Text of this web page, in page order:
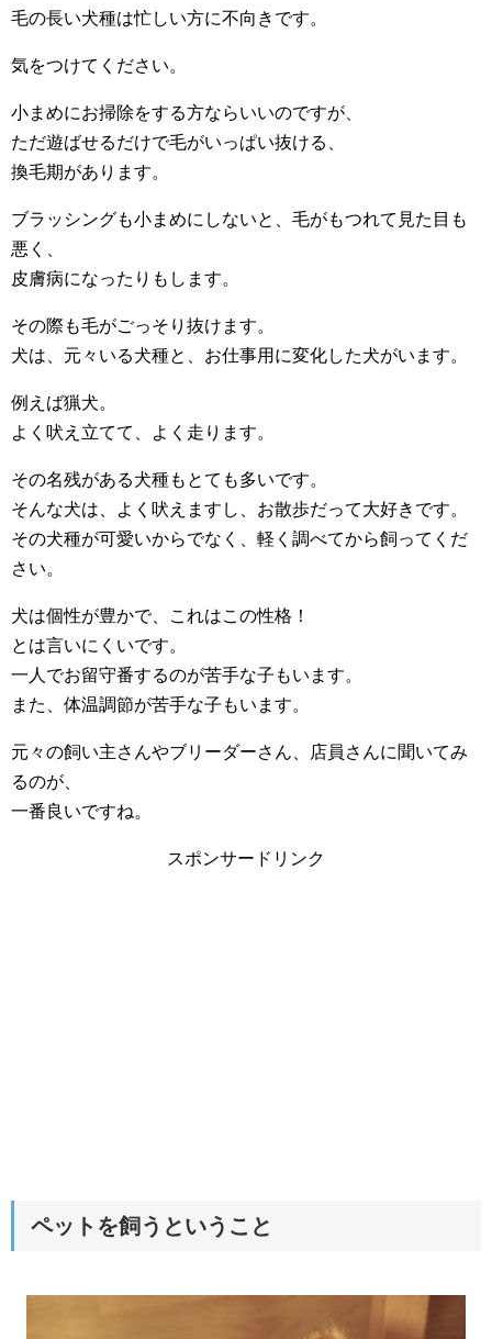
毛の長い犬種は忙しい方に不向きです。
気をつけてください。
小まめにお掃除をする方ならいいのですが、
ただ遊ばせるだけで毛がいっぱい抜ける、
換毛期があります。
ブラッシングも小まめにしないと、毛がもつれて見た目も
悪く、
皮膚病になったりもします。
その際も毛がごっそり抜けます。
犬は、元々いる犬種と、お仕事用に変化した犬がいます。
例えば猟犬。
よく吠え立てて、よく走ります。
その名残がある犬種もとても多いです。
そんな犬は、よく吠えますし、お散歩だって大好きです。
その犬種が可愛いからでなく、軽く調べてから飼ってくだ
さい。
犬は個性が豊かで、これはこの性格！
とは言いにくいです。
一人でお留守番するのが苦手な子もいます。
また、体温調節が苦手な子もいます。
元々の飼い主さんやブリーダーさん、店員さんに聞いてみ
るのが、
一番良いですね。
スポンサードリンク
ペットを飼うということ